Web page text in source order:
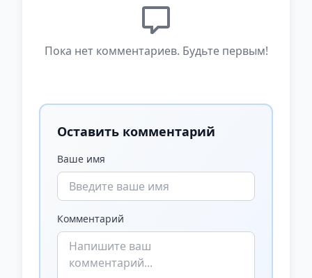
Пока нет комментариев. Будьте первым!
Оставить комментарий
Ваше имя
Комментарий